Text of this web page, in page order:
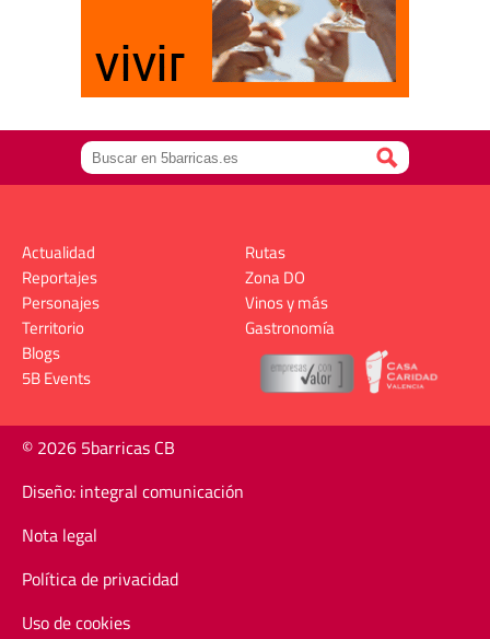
Actualidad
Reportajes
Personajes
Territorio
Rutas
Zona DO
Vinos y más
Gastronomía
Blogs
5B Events
© 2026 5barricas CB
Diseño: integral comunicación
Nota legal
Política de privacidad
Uso de cookies